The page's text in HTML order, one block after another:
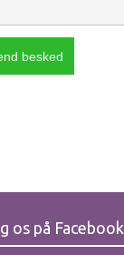
os på Facebook